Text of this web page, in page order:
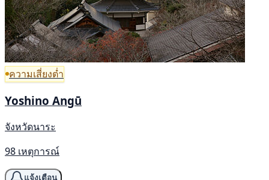
ความเสี่ยงต่ำ
Yoshino Angū
จังหวัดนาระ
98 เหตุการณ์
แจ้งเตือน